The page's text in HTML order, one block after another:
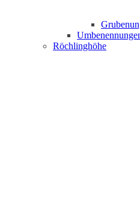
Röchlinghöhe